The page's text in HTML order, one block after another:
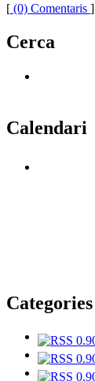
[ (0) Comentaris ]
Cerca
Calendari
Categories